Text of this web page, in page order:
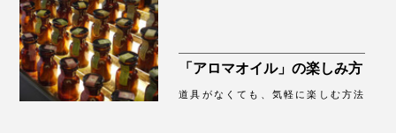
【ホワイトティー】
「アロマオイル」の楽しみ方
道具がなくても、気軽に楽しむ方法